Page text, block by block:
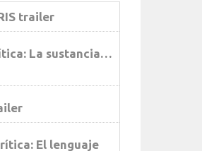
trailer
La sustancia…
El lenguaje